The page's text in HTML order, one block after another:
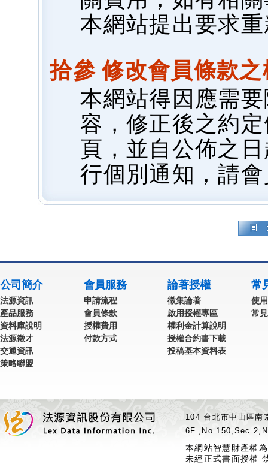
本網站提出要求
拾參 修改會員條款
本網站得因應需
容，修正後之約
頁，並自公佈之
行個別通知，請
公司簡介
法源資訊
產品服務
資料庫說明
法源徵才
交通資訊
策略聯盟
會員服務
申請流程
會員條款
授權費用
付款方式
論著授權
徵集論著
啟用授權專區
權利金計算說明
授權合約書下載
投稿基本資料表
常
使
常
104 台北市中山區
本網站智慧財產權
未經正式書面授權